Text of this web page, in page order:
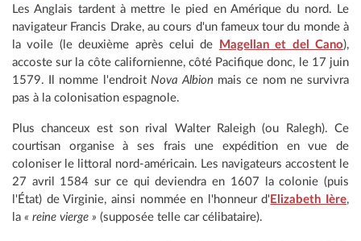
Les Anglais tardent à mettre le pied en Amérique du nord. Le
navigateur Francis Drake, au cours d'un fameux tour du monde à
la voile (le deuxième après celui de
Magellan et del Cano),
accoste sur la côte californienne, côté Pacifique donc, le 17 juin
1579. Il nomme l'endroit Nova Albion mais ce nom ne survivra
pas à la colonisation espagnole.
Plus chanceux est son rival Walter Raleigh (ou Ralegh). Ce
courtisan organise à ses frais une expédition en vue de
coloniser le littoral nord-américain. Les navigateurs accostent le
27 avril 1584 sur ce qui deviendra en 1607 la colonie (puis
l'État) de Virginie, ainsi nommée en l'honneur d' Elizabeth Ière,
la « reine vierge » (supposée telle car célibataire).